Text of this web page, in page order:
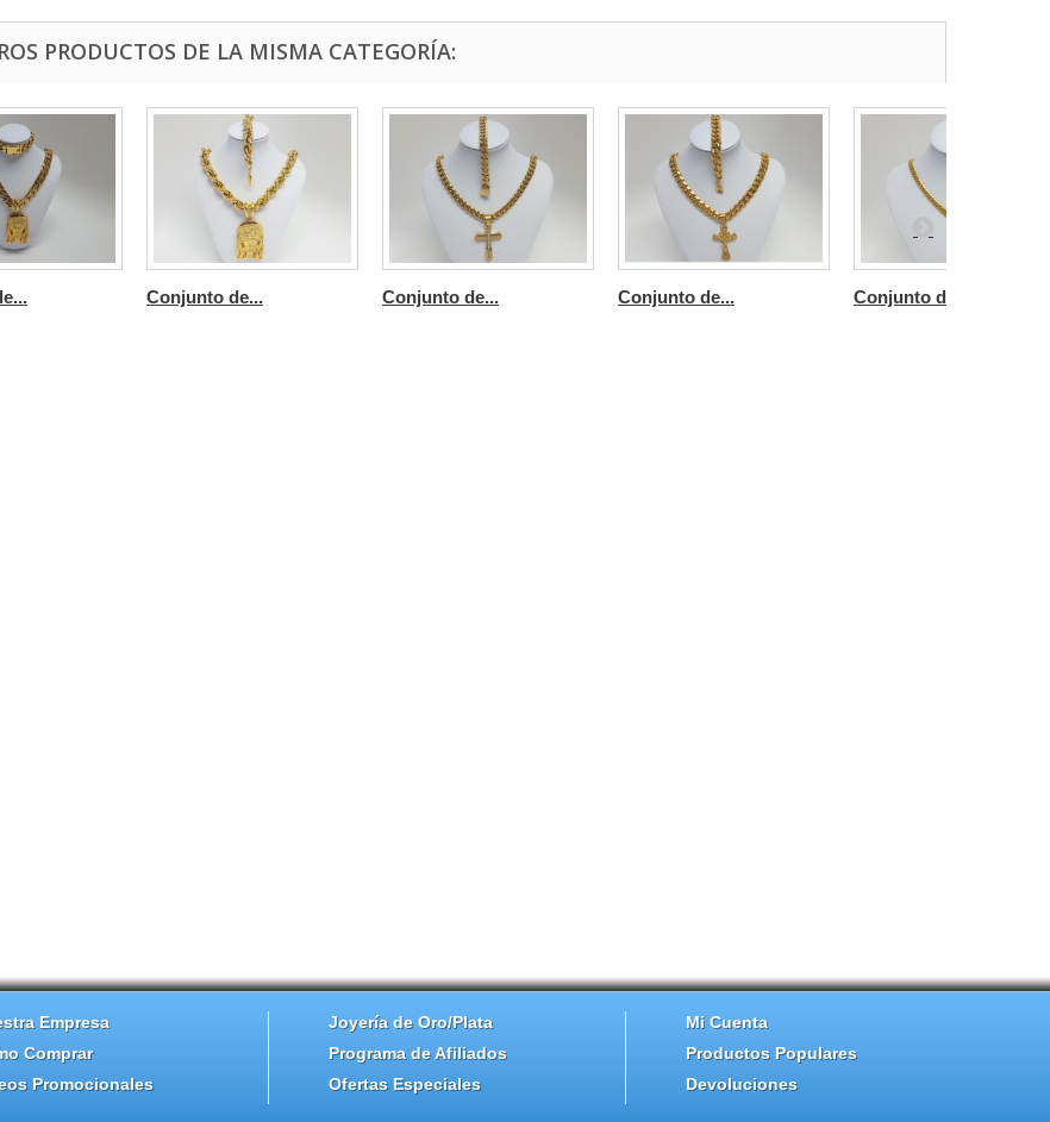
PRODUCTOS DE LA MISMA CATEGORÍA:
Conjunto de... Conjunto de... Conjunto de... Conjunto de...
Empresa
Comprar
Promocionales
Joyería de Oro/Plata
Programa de Afiliados
Ofertas Especiales
Mi Cuenta
Productos Populares
Devoluciones